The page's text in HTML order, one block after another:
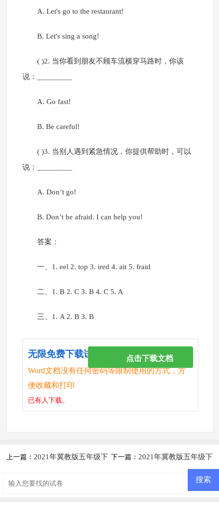
A. Let's go to the restaurant!
B. Let's sing a song!
( )2. 当你看到朋友不顾车流横穿马路时，你该
说：_________
A. Go fast!
B. Be careful!
( )3. 当别人遇到紧急情况，你提供帮助时，可以
说：_________
A. Don’t go!
B. Don’t be afraid. I can help you!
答案：
一、1. eel 2. top 3. ired 4. ait 5. fraid
二、1. B 2. C 3. B 4. C 5. A
三、1. A 2. B 3. B
无限免费下载试卷
Word文档没有任何密码等限制使用的方式，方
便收藏和打印
已有人下载。
点击下载文档
上一篇： 2021年冀教版五年级下
答案
下一篇： 2021年冀教版五年级下